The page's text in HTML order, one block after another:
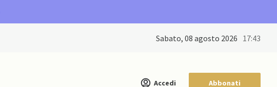
sabato, 08 agosto 2026 17:43
Accedi Abbonati